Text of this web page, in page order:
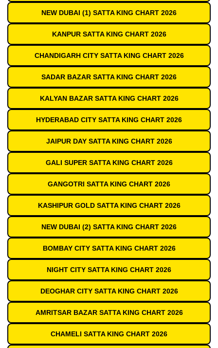
NEW DUBAI (1) SATTA KING CHART 2026
KANPUR SATTA KING CHART 2026
CHANDIGARH CITY SATTA KING CHART 2026
SADAR BAZAR SATTA KING CHART 2026
KALYAN BAZAR SATTA KING CHART 2026
HYDERABAD CITY SATTA KING CHART 2026
JAIPUR DAY SATTA KING CHART 2026
GALI SUPER SATTA KING CHART 2026
GANGOTRI SATTA KING CHART 2026
KASHIPUR GOLD SATTA KING CHART 2026
NEW DUBAI (2) SATTA KING CHART 2026
BOMBAY CITY SATTA KING CHART 2026
NIGHT CITY SATTA KING CHART 2026
DEOGHAR CITY SATTA KING CHART 2026
AMRITSAR BAZAR SATTA KING CHART 2026
CHAMELI SATTA KING CHART 2026